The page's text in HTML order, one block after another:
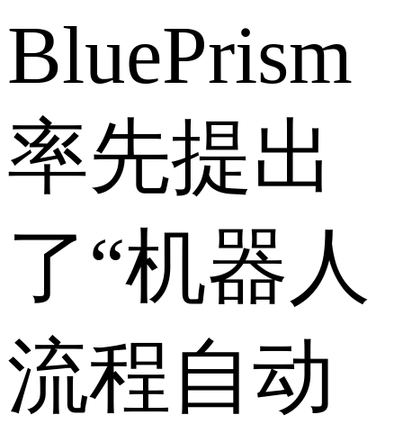
BluePrism
率先提出
了“机器人
流程自动